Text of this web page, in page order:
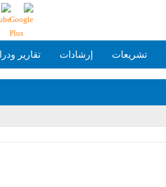
تشريعات إرشادات تقارير